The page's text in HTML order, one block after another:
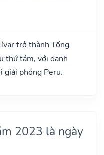
trở thành Tổng
thứ tám, với danh
giải phóng Peru.
2023 là ngày